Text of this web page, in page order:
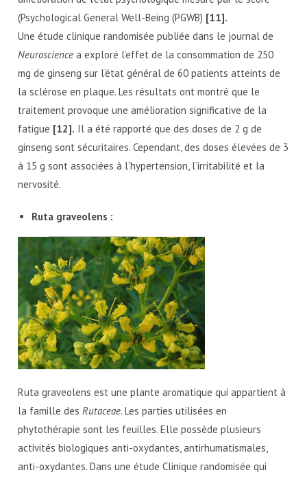
(Psychological General Well-Being (PGWB) [11].
Une étude clinique randomisée publiée dans le journal de
Neurosciencea exploré l’effet de la consommation de 250
mg de ginseng sur l’état général de 60 patients atteints de
la sclérose en plaque. Les résultats ont montré que le
traitement provoque une amélioration significative de la
fatigue [12]. Il a été rapporté que des doses de 2 g de
ginseng sont sécuritaires. Cependant, des doses élevées de 3
à 15 g sont associées à l’hypertension, l’irritabilité et la
nervosité.
Ruta graveolens :
Ruta graveolens est une plante aromatique qui appartient à
la famille des Rutaceae. Les parties utilisées en
phytothérapie sont les feuilles. Elle possède plusieurs
activités biologiques anti-oxydantes, antirhumatismales,
anti-oxydantes. Dans une étude Clinique randomisée qui